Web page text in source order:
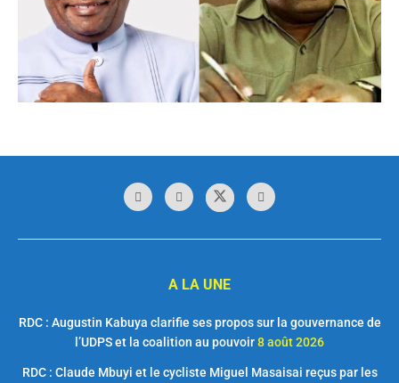
A LA UNE
RDC : Augustin Kabuya clarifie ses propos sur la gouvernance de
l’UDPS et la coalition au pouvoir8 août 2026
RDC : Claude Mbuyi et le cycliste Miguel Masaisai reçus par les